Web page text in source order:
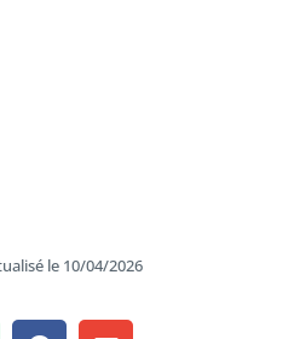
le 10/04/2026